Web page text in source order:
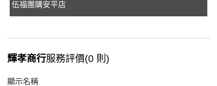
伍福團購安平店
輝孝商行服務評價(0 則)
顯示名稱